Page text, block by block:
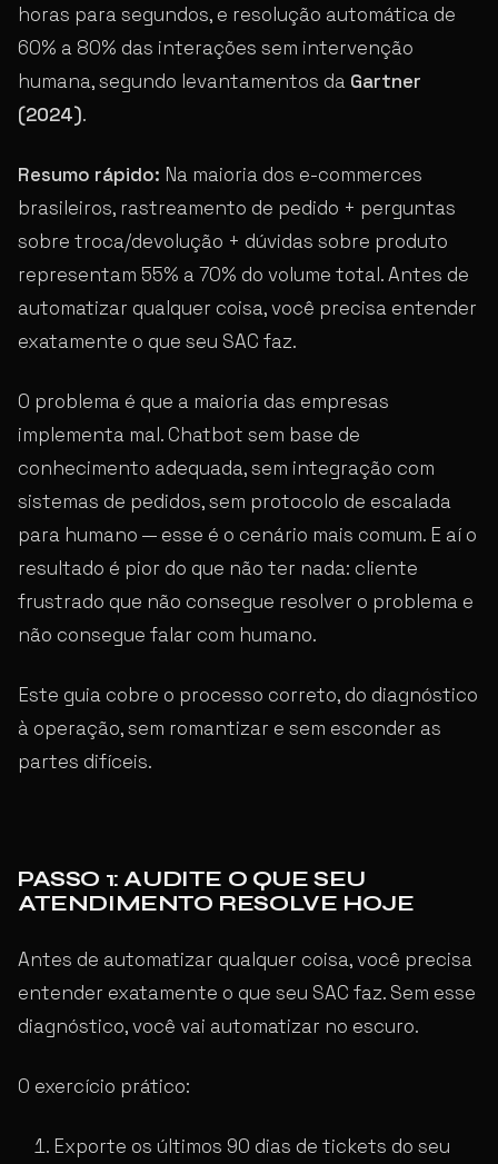
horas para segundos, e resolução automática de
60% a 80% das interações sem intervenção
humana, segundo levantamentos da Gartner
(2024).
Resumo rápido: Na maioria dos e-commerces
brasileiros, rastreamento de pedido + perguntas
sobre troca/devolução + dúvidas sobre produto
representam 55% a 70% do volume total. Antes de
automatizar qualquer coisa, você precisa entender
exatamente o que seu SAC faz.
O problema é que a maioria das empresas
implementa mal. Chatbot sem base de
conhecimento adequada, sem integração com
sistemas de pedidos, sem protocolo de escalada
para humano — esse é o cenário mais comum. E aí o
resultado é pior do que não ter nada: cliente
frustrado que não consegue resolver o problema e
não consegue falar com humano.
Este guia cobre o processo correto, do diagnóstico
à operação, sem romantizar e sem esconder as
partes difíceis.
PASSO 1: AUDITE O QUE SEU
ATENDIMENTO RESOLVE HOJE
Antes de automatizar qualquer coisa, você precisa
entender exatamente o que seu SAC faz. Sem esse
diagnóstico, você vai automatizar no escuro.
O exercício prático:
Exporte os últimos 90 dias de tickets do seu